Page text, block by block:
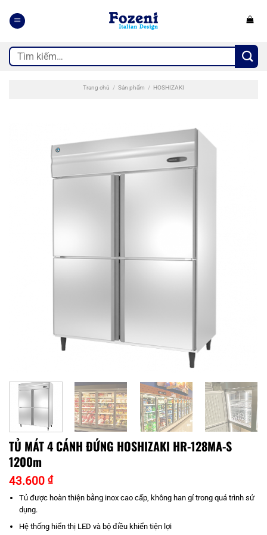
qua
Tìm
kiếm:
Trang chủ / Sản phẩm / HOSHIZAKI
TỦ MÁT 4 CÁNH ĐỨNG HOSHIZAKI HR-128MA-S
1200m
43.600 ₫
Tủ được hoàn thiện bằng inox cao cấp, không han gỉ trong quá trình sử
dụng.
Hệ thống hiển thị LED và bộ điều khiển tiện lợi